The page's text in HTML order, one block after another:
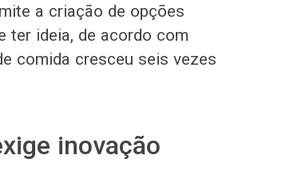
a criação de opções
ter ideia, de acordo com
comida cresceu seis vezes
inovação